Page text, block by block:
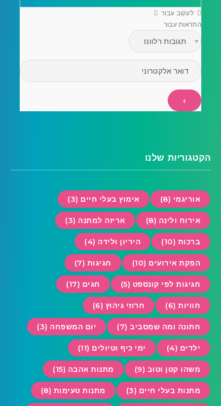
לעקוב עבור
התראות עבור
הקטגוריות שלנו
אוריגמי (8) אימוץ בעלי חיים (3)
אירוח ולינה (8) אריזה למתנה (3)
ברכות (10) היריון ולידה (4)
הפקת אירועים (10) חגיגות (7)
חגיגות לפי קונספט (5) חגים (17)
חוויות (6) חרוזי גיהוץ (6)
חתונה ומה שמסביב (7) יום המשפחה (3)
ילדים (4) ימי כיף וטיולים (11)
משהו קטן וטוב (9) מתנות אהבה (15)
מתנות בעלי חיים (3) מתנות טעימות (8)